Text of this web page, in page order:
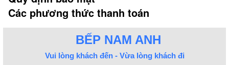
Các phương thức thanh toán
BẾP NAM ANH
Vui lòng khách đến - Vừa lòng khách đi